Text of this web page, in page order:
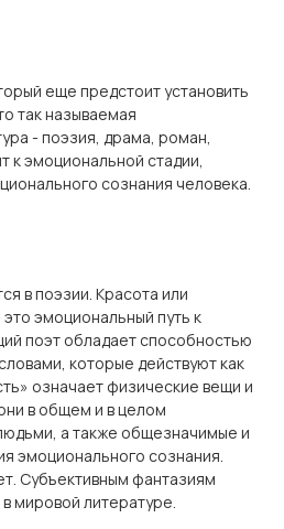
еще предстоит установить
так называемая
- поэзия, драма, роман,
к эмоциональной стадии,
сознания человека.
в поэзии. Красота или
эмо­циональный путь к
поэт обладает способностью
которые действуют как
означает физические вещи и
в общем и в целом
а также общезначимые и
эмоционального созна­ния.
Субъективным фантазиям
мировой литературе.